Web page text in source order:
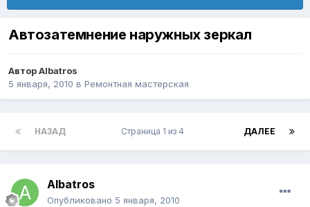
Автозатемнение наружных зеркал
АвторAlbatros
5 января, 2010 в Ремонтная мастерская
НАЗАД ДАЛЕЕ
Страница 1 из 4
Albatros
Опубликовано 5 января, 2010